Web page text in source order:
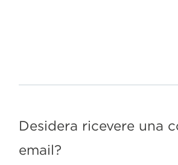
Desidera ricevere una
email?